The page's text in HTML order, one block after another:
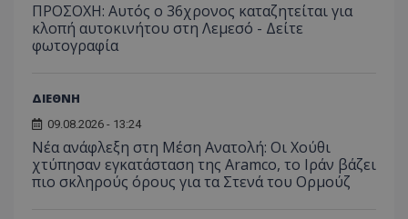
ΠΡΟΣΟΧΗ: Αυτός ο 36χρονος καταζητείται για
κλοπή αυτοκινήτου στη Λεμεσό - Δείτε
φωτογραφία
ΔΙΕΘΝΗ
09.08.2026 - 13:24
Νέα ανάφλεξη στη Μέση Ανατολή: Οι Χούθι
χτύπησαν εγκατάσταση της Aramco, το Ιράν βάζει
πιο σκληρούς όρους για τα Στενά του Ορμούζ